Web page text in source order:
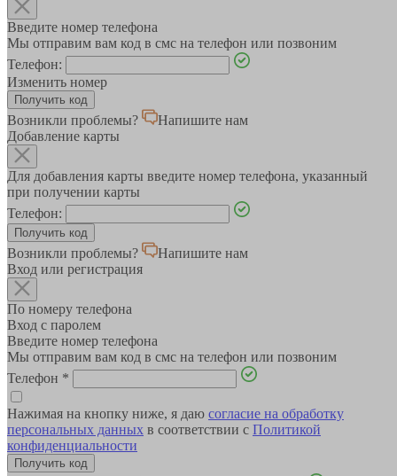
Введите номер телефона
Мы отправим вам код в смс на телефон или позвоним
Телефон:
Изменить номер
Возникли проблемы?
Напишите нам
Добавление карты
Для добавления карты введите номер телефона, указанный
при получении карты
Телефон:
Возникли проблемы?
Напишите нам
Вход или регистрация
По номеру телефона
Вход с паролем
Введите номер телефона
Мы отправим вам код в смс на телефон или позвоним
Телефон *
Нажимая на кнопку ниже, я даю согласие на обработку
персональных данных в соответствии с Политикой
конфиденциальности